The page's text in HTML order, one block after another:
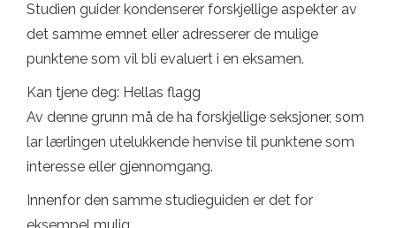
Studien guider kondenserer forskjellige aspekter av
det samme emnet eller adresserer de mulige
punktene som vil bli evaluert i en eksamen.
Kan tjene deg: Hellas flagg
Av denne grunn må de ha forskjellige seksjoner, som
lar lærlingen utelukkende henvise til punktene som
interesse eller gjennomgang.
Innenfor den samme studieguiden er det for